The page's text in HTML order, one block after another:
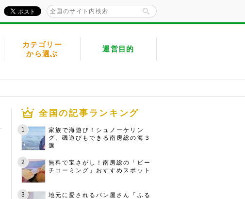
カテゴリー
から選ぶ
運営目的
全国の記事ランキング
家族で海遊び！シュノーケリン
グ、磯遊びもできる南房総の海３
選
無料で宝さがし！南房総の「ビー
チコーミング」おすすめスポット
地元に愛されるパン屋さん「ふる